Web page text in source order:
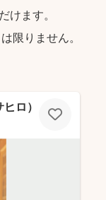
けます。
限りません。
ロ）